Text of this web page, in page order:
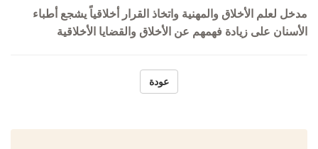
مدخل لعلم الأخلاق والمهنية واتخاذ القرار أخلاقياً يشجع أطباء
الأسنان على زيادة فهمهم عن الأخلاق والقضايا الأخلاقية
عودة